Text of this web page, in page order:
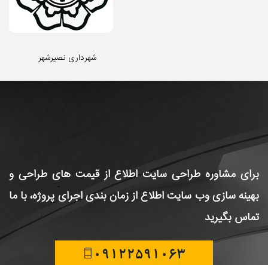
شهرداری نصیرشهر
برای مشاوره طراحی سایتاطلاع از قیمت های طراحی و
بهینه سازی وب سایتاطلاع از زمان بندی اجرای پروژه، با ما
تماس بگیرید
09122591063